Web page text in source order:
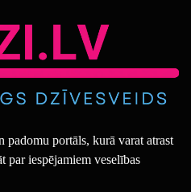
padomu portāls, kurā varat atrast
par iespējamiem veselības